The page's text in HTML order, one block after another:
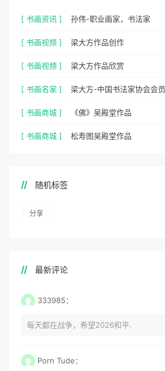
[ 书画资讯 ] 孙伟-职业画家，书法家
[ 书画视频 ] 梁大方作品创作
[ 书画视频 ] 梁大方作品欣赏
[ 书画名家 ] 梁大方-中国书法家协会会员
[ 书画商城 ] 《佛》吴殿堂作品
[ 书画商城 ] 松寿图吴殿堂作品
随机标签
分享
最新评论
333985：
每天都在战争，希望2026和平.
Porn Tude：